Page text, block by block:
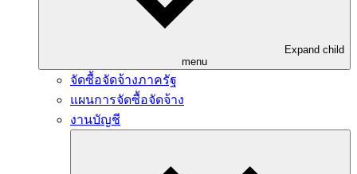
Expand child
menu
จัดซื้อจัดจ้างภาครัฐ
แผนการจัดซื้อจัดจ้าง
งานบัญชี